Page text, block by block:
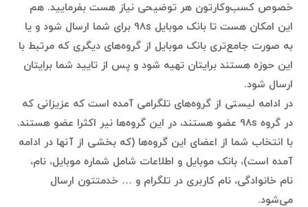
خصوص کسب‌وکارتون هر توضیحی نیاز هست بفرمایید. هم
این امکان هست تا بانک موبایل 98s برای شما ارسال شود و یا
به صورت جامع‌تری بانک موبایل از گروه‌های دیگری که مرتبط با
این حوزه هستند برایتان تهیه شود و پس از تایید شما برایتان
ارسال شود.
در ادامه لیستی از گروه‌های تلگرامی آمده است که عزیزانی که
در گروه 98s عضو هستند، در این گروه‌ها نیر اکثرا عضو هستند.
با انتخاب شما از اعضای این گروه‌ها (که بخشی از آنها در ادامه
آمده است)، بانک موبایل و اطلاعات شامل شماره موبایل، نام،
نام خانوادگی، نام کاربری در تلگرام و … خدمتتون ارسال
می‌شود.